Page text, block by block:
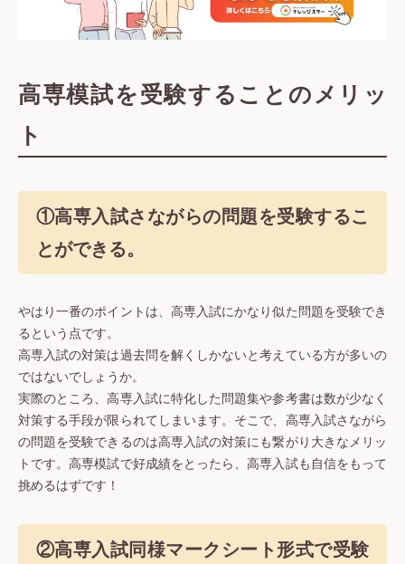
高専模試を受験することのメリッ
ト
①高専入試さながらの問題を受験するこ
とができる。
やはり一番のポイントは、高専入試にかなり似た問題を受験でき
るという点です。
高専入試の対策は過去問を解くしかないと考えている方が多いの
ではないでしょうか。
実際のところ、高専入試に特化した問題集や参考書は数が少なく
対策する手段が限られてしまいます。そこで、高専入試さながら
の問題を受験できるのは高専入試の対策にも繋がり大きなメリッ
トです。高専模試で好成績をとったら、高専入試も自信をもって
挑めるはずです！
②高専入試同様マークシート形式で受験